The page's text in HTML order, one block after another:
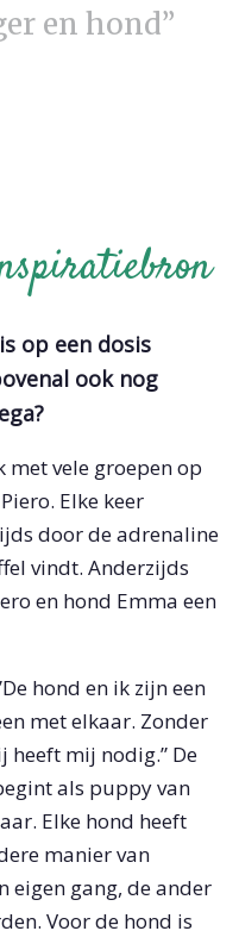
en hond”
op een dosis
ook nog
met vele groepen op
Elke keer
door de adrenaline
vindt. Anderzijds
en hond Emma een
hond en ik zijn een
met elkaar. Zonder
heeft mij nodig.” De
als puppy van
Elke hond heeft
manier van
eigen gang, de ander
Voor de hond is